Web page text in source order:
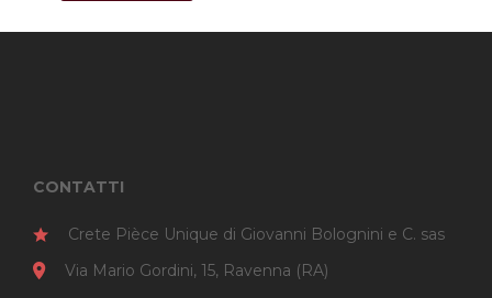
CONTATTI
Crete Pièce Unique di Giovanni Bolognini e C. sas
Via Mario Gordini, 15, Ravenna (RA)